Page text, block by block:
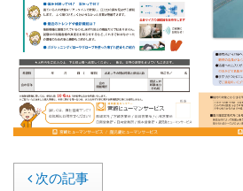
次の記事